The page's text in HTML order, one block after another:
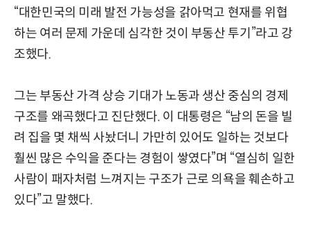
“대한민국의 미래 발전 가능성을 갉아먹고 현재를 위협
하는 여러 문제 가운데 심각한 것이 부동산 투기”라고 강
조했다.
그는 부동산 가격 상승 기대가 노동과 생산 중심의 경제
구조를 왜곡했다고 진단했다. 이 대통령은 “남의 돈을 빌
려 집을 몇 채씩 사놨더니 가만히 있어도 일하는 것보다
훨씬 많은 수익을 준다는 경험이 쌓였다”며 “열심히 일한
사람이 패자처럼 느껴지는 구조가 근로 의욕을 훼손하고
있다”고 말했다.